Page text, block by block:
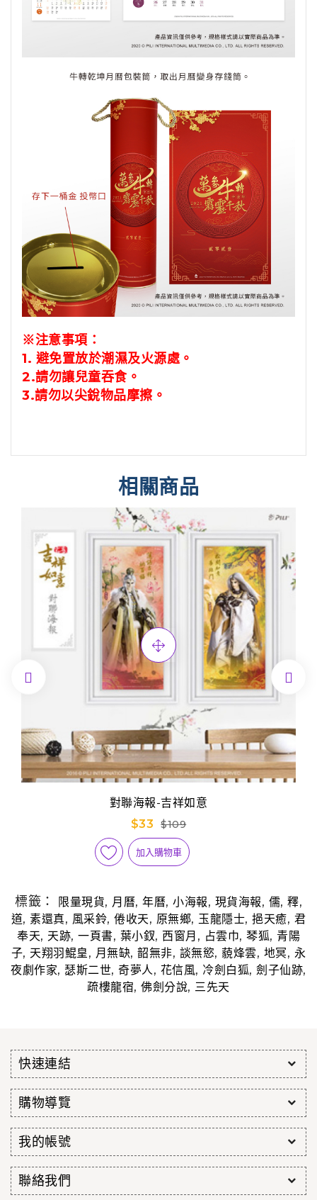
※注意事項：
1. 避免置放於潮濕及火源處。
2.請勿讓兒童吞食。
3.請勿以尖銳物品摩擦。
相關商品
對聯海報-吉祥如意
$33
$109
加入購物車
 
標籤： 限量現貨, 月曆, 年曆, 小海報, 現貨海報, 儒, 釋,
道,素還真, 風采鈴,倦收天, 原無鄉, 玉龍隱士,挹天癒, 君
奉天, 天跡, 一頁書, 葉小釵, 西窗月 , 占雲巾, 琴狐, 青陽
子, 天翔羽鯤皇, 月無缺,韶無非, 談無慾, 藐烽雲, 地冥, 永
夜劇作家, 瑟斯二世,奇夢人, 花信風, 冷劍白狐,劍子仙跡,
疏樓龍宿,佛劍分說, 三先天
快速連結
購物導覽
我的帳號
聯絡我們